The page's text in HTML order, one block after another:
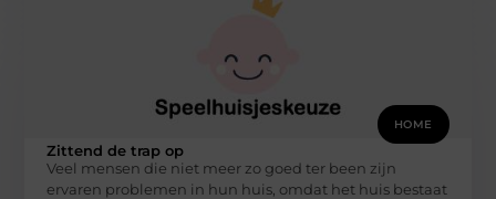
HOME
Zittend de trap op
Veel mensen die niet meer zo goed ter been zijn
ervaren problemen in hun huis, omdat het huis bestaat